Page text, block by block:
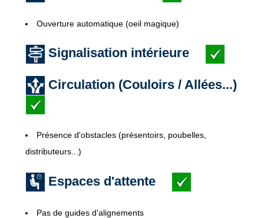
Ouverture automatique (oeil magique)
Signalisation intérieure
Circulation (Couloirs / Allées...)
Présence d'obstacles (présentoirs, poubelles,
distributeurs...)
Espaces d'attente
Pas de guides d'alignements